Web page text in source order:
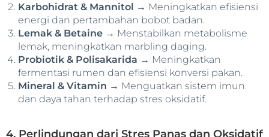
Karbohidrat & Mannitol → Meningkatkan efisiensi
energi dan pertambahan bobot badan.
Lemak & Betaine → Menstabilkan metabolisme
lemak, meningkatkan marbling daging.
Probiotik & Polisakarida → Meningkatkan
fermentasi rumen dan efisiensi konversi pakan.
Mineral & Vitamin → Menguatkan sistem imun
dan daya tahan terhadap stres oksidatif.
4. Perlindungan dari Stres Panas dan Oksidatif